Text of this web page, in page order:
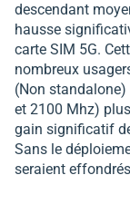
descendant
hausse
carte SIM 5G.
nombreux
(Non standalone)
et 2100 Mhz)
gain significatif
Sans le
seraient